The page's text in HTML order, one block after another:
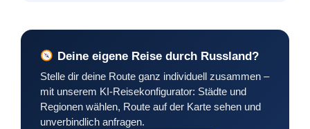
Deine eigene Reise durch Russland?
Stelle dir deine Route ganz individuell zusammen –
mit unserem KI-Reisekonfigurator: Städte und
Regionen wählen, Route auf der Karte sehen und
unverbindlich anfragen.